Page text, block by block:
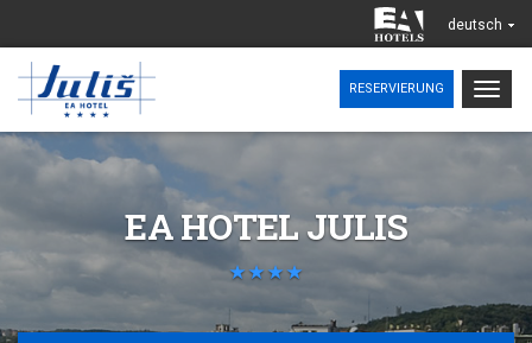
deutsch
RESERVIERUNG
EA HOTEL JULIS